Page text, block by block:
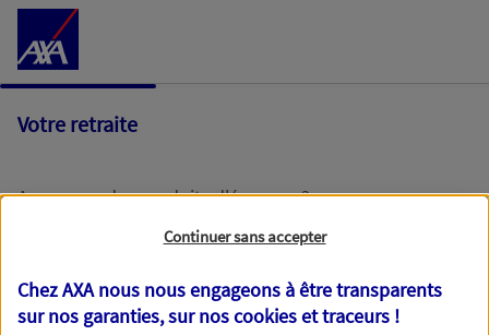
Accéder au Contenu
Votre retraite
Avez-vous des produits d'épargne ?
Oui
Non
Continuer sans accepter
Chez AXA nous nous engageons à être transparents
sur nos garanties, sur noscookies et traceurs !